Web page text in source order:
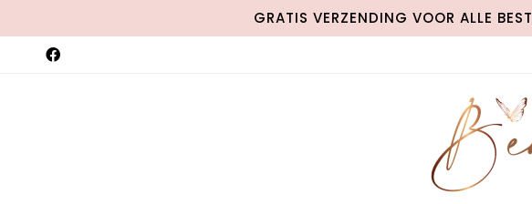
GRATIS VERZENDING VOOR ALLE